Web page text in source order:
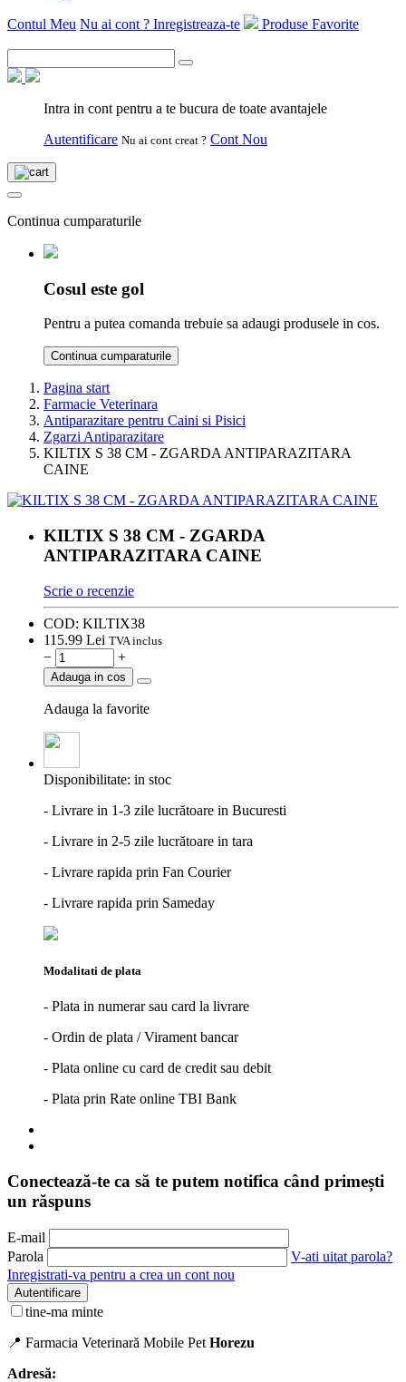
Contul Meu Nu ai cont ? Inregistreaza-te Produse Favorite
Intra in cont pentru a te bucura de toate avantajele
Autentificare Nu ai cont creat ? Cont Nou
Continua cumparaturile
Cosul este gol
Pentru a putea comanda trebuie sa adaugi produsele in cos.
Continua cumparaturile
Pagina start
Farmacie Veterinara
Antiparazitare pentru Caini si Pisici
Zgarzi Antiparazitare
KILTIX S 38 CM - ZGARDA ANTIPARAZITARA
CAINE
KILTIX S 38 CM - ZGARDA
ANTIPARAZITARA CAINE
Scrie o recenzie
COD: KILTIX38
115.99 Lei TVA inclus
− +
Adauga in cos
Adauga la favorite
Disponibilitate: in stoc
- Livrare in 1-3 zile lucrătoare in Bucuresti
- Livrare in 2-5 zile lucrătoare in tara
- Livrare rapida prin Fan Courier
- Livrare rapida prin Sameday
Modalitati de plata
- Plata in numerar sau card la livrare
- Ordin de plata / Virament bancar
- Plata online cu card de credit sau debit
- Plata prin Rate online TBI Bank
Conectează-te ca să te putem notifica când primești
un răspuns
E-mail
Parola
V-ati uitat parola?
Inregistrati-va pentru a crea un cont nou
Autentificare
tine-ma minte
📍 Farmacia Veterinară Mobile Pet Horezu
Adresă: